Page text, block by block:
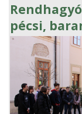
pécsi,